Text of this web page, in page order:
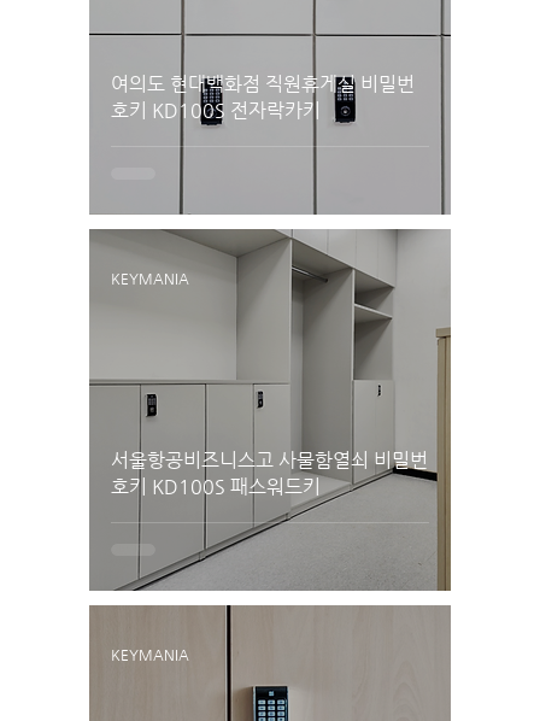
여의도 현대백화점 직원휴게실 비밀번
호키 KD100S 전자락카키
서울항공비즈니스고 사물함열쇠 비밀번
호키 KD100S 패스워드키
KEYMANIA
KEYMANIA